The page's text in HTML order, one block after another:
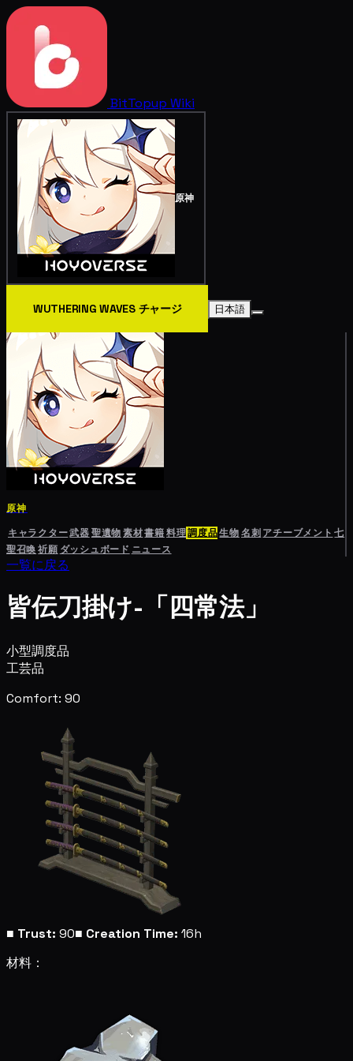
BitTopup Wiki
原神
WUTHERING WAVES チャージ 日本語
原神
キャラクター武器聖遺物素材書籍料理調度品生物名刺 アチーブメント 七
聖召喚祈願 ダッシュボード ニュース
一覧に戻る
皆伝刀掛け-「四常法」
小型調度品
工芸品
Comfort: 90
■ Trust: 90■ Creation Time: 16h
材料：